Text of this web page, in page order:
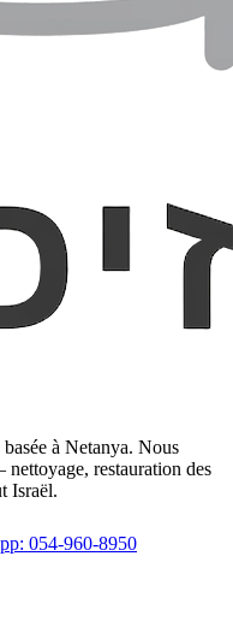
à Netanya. Nous
restauration des
Israël.
054-960-8950